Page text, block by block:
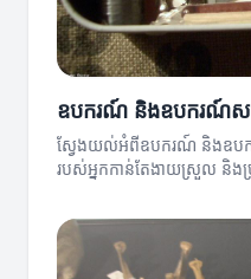
ឧបករណ៍ និងឧបករណ៍ស
ស្វែងយល់អំពីឧបករណ៍ និងឧបករ
របស់អ្នកកាន់តែងាយស្រួល និង